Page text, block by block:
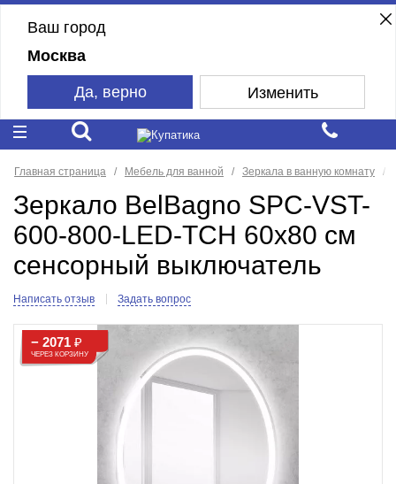
Ваш город
Москва
Да, верно Изменить
Главная страница Мебель для ванной Зеркала в ванную комнату
Зеркало BelBagno SPC-VST-
600-800-LED-TCH 60x80 см
сенсорный выключатель
Написать отзыв Задать вопрос
− 2071₽
ЧЕРЕЗ КОРЗИНУ